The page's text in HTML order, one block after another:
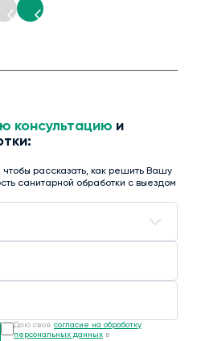
консультацию и
рассказать, как решить Вашу
санитарной обработки с выездом
Даю своё согласие на обработку
персональных данных в